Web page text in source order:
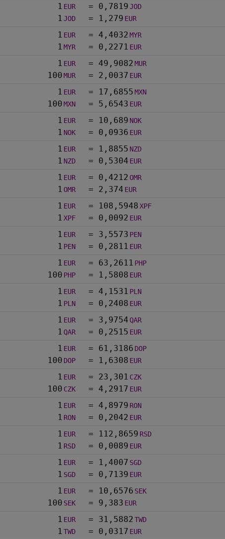
1 EUR = 0,7819JOD
1JOD = 1,279 EUR
1 EUR = 4,4032MYR
1MYR = 0,2271 EUR
1 EUR = 49,9082MUR
100MUR = 2,0037 EUR
1 EUR = 17,6855MXN
100MXN = 5,6543 EUR
1 EUR = 10,689 NOK
1 NOK = 0,0936 EUR
1 EUR = 1,8855 NZD
1 NZD = 0,5304 EUR
1 EUR = 0,4212 OMR
1 OMR = 2,374 EUR
1 EUR = 108,5948 XPF
1 XPF = 0,0092 EUR
1 EUR = 3,5573 PEN
1 PEN = 0,2811 EUR
1 EUR = 63,2611 PHP
100 PHP = 1,5808 EUR
1 EUR = 4,1531 PLN
1 PLN = 0,2408 EUR
1 EUR = 3,9754 QAR
1 QAR = 0,2515 EUR
1 EUR = 61,3186 DOP
100 DOP = 1,6308 EUR
1 EUR = 23,301 CZK
100 CZK = 4,2917 EUR
1 EUR = 4,8979 RON
1 RON = 0,2042 EUR
1 EUR = 112,8659 RSD
1 RSD = 0,0089 EUR
1 EUR = 1,4007 SGD
1 SGD = 0,7139 EUR
1 EUR = 10,6576 SEK
100 SEK = 9,383 EUR
1 EUR = 31,5882TWD
1TWD = 0,0317 EUR